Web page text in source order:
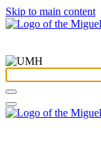
Skip to main content